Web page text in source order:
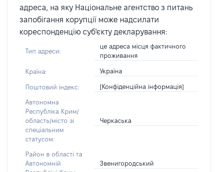
адреса, на яку Національне агентство з питань
запобігання корупції може надсилати
кореспонденцію суб'єкту декларування:
Тип адреси:
це адреса місця фактичного
проживання
Країна: Україна
Поштовий індекс: [Конфіденційна інформація]
Автономна
Республіка Крим/
область/місто зі
спеціальним
статусом:
Черкаська
Район в області та
Автономній
Звенигородський